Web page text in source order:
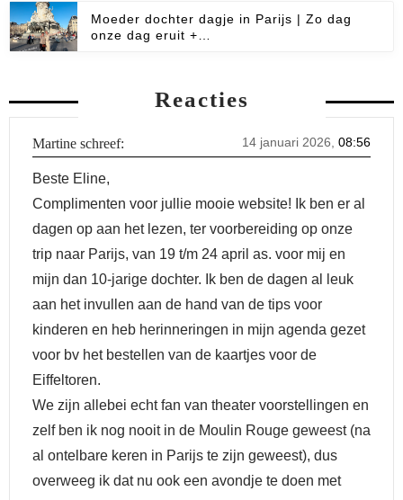
Moeder dochter dagje in Parijs | Zo dag
onze dag eruit +…
Reacties
Martine schreef: 14 januari 2026, 08:56
Beste Eline,
Complimenten voor jullie mooie website! Ik ben er al
dagen op aan het lezen, ter voorbereiding op onze
trip naar Parijs, van 19 t/m 24 april as. voor mij en
mijn dan 10-jarige dochter. Ik ben de dagen al leuk
aan het invullen aan de hand van de tips voor
kinderen en heb herinneringen in mijn agenda gezet
voor bv het bestellen van de kaartjes voor de
Eiffeltoren.
We zijn allebei echt fan van theater voorstellingen en
zelf ben ik nog nooit in de Moulin Rouge geweest (na
al ontelbare keren in Parijs te zijn geweest), dus
overweeg ik dat nu ook een avondje te doen met